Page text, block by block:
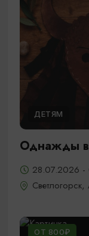
ДЕТЯМ
Однажды в
28.07.2026
ОТ 800₽